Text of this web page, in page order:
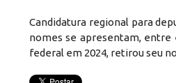
Candidatura regional para
nomes se apresentam, entre
federal em 2024, retirou seu